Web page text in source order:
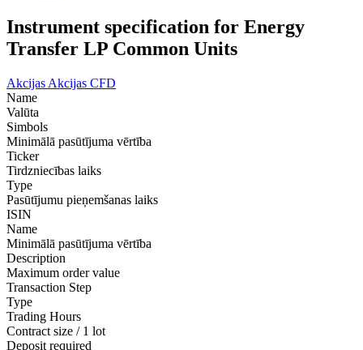
Instrument specification for Energy
Transfer LP Common Units
Akcijas Akcijas CFD
Name
Valūta
Simbols
Minimālā pasūtījuma vērtība
Ticker
Tirdzniecības laiks
Type
Pasūtījumu pieņemšanas laiks
ISIN
Name
Minimālā pasūtījuma vērtība
Description
Maximum order value
Transaction Step
Type
Trading Hours
Contract size / 1 lot
Deposit required